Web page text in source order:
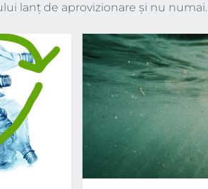
lanț de aprovizionare și nu numai.